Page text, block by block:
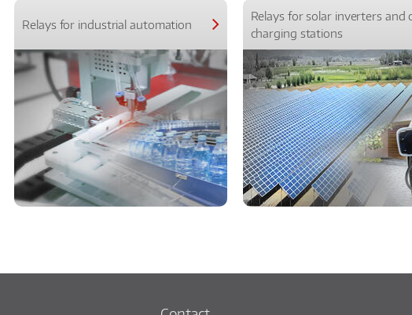
Relays for industrial automation
Relays for solar inverters and
charging stations